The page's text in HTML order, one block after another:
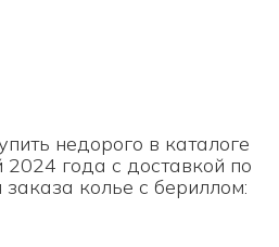
недорого в каталоге
года с доставкой по
колье с бериллом: